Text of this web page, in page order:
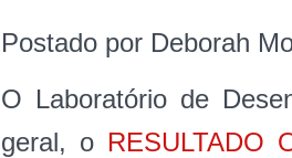
Postado por Deborah
O Laboratório de
geral, o RESULTADO